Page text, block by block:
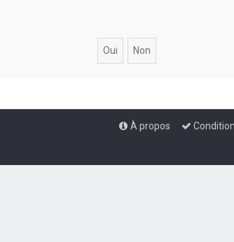
À propos